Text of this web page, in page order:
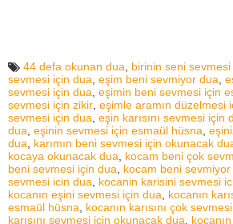
44 defa okunan dua, birinin seni
sevmesi için dua, eşim beni sevmiyor dua,
sevmesi için dua, eşimin beni sevmesi için
sevmesi için zikir, eşimle aramın düzelmesi
sevmesi için dua, eşin karısını sevmesi için
dua, eşinin sevmesi için esmaül hüsna,
dua, karımın beni sevmesi için okunacak
kocaya okunacak dua, kocam beni çok
beni sevmesi için dua, kocam beni
sevmesi icin dua, kocanin karisini sevmesi
kocanın eşini sevmesi için dua, kocanın
esmaül hüsna, kocanın karısını çok
karısını sevmesi için okunacak dua,